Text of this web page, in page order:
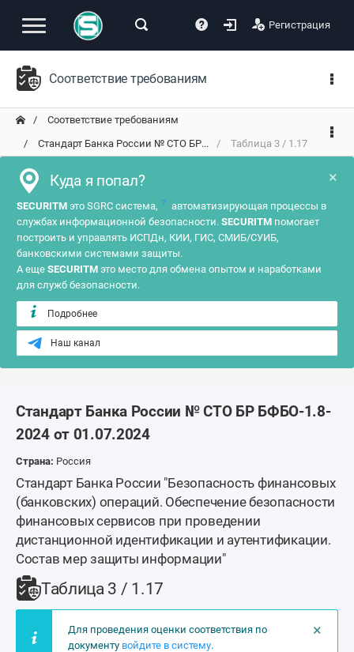
Регистрация
Соответствие требованиям
Соответствие требованиям
Стандарт Банка России № СТО БР...
Таблица 3 / 1.17
×
Куда я попал?
SECURITM это SGRC система, ?
автоматизирующая процессы в
службах информационной безопасности. SECURITM помогает
построить и управлять ИСПДн, КИИ, ГИС, СМИБ/СУИБ,
банковскими системами защиты.
А еще SECURITM это место для обмена опытом и наработками
для служб безопасности.
Подробнее
Наш канал
Стандарт Банка России № СТО БР БФБО-1.8-
2024 от 01.07.2024
Страна: Россия
Стандарт Банка России "Безопасность финансовых
(банковских) операций. Обеспечение безопасности
финансовых сервисов при проведении
дистанционной идентификации и аутентификации.
Состав мер защиты информации"
Таблица 3 / 1.17
×
Для проведения оценки соответствия по
документу войдите в систему.